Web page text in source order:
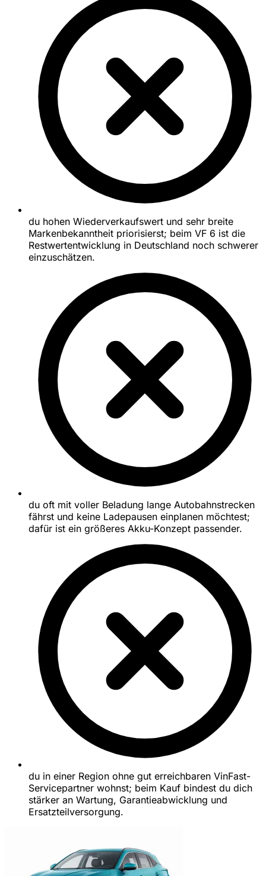
du hohen Wiederverkaufswert und sehr breite
Markenbekanntheit priorisierst; beim VF 6 ist die
Restwertentwicklung in Deutschland noch schwerer
einzuschätzen.
du oft mit voller Beladung lange Autobahnstrecken
fährst und keine Ladepausen einplanen möchtest;
dafür ist ein größeres Akku-Konzept passender.
du in einer Region ohne gut erreichbaren VinFast-
Servicepartner wohnst; beim Kauf bindest du dich
stärker an Wartung, Garantieabwicklung und
Ersatzteilversorgung.